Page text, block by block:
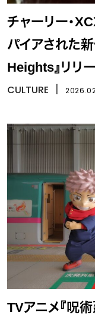
チャーリー・
パイアされた
Heights』リリ
CULTURE
TVアニメ『呪